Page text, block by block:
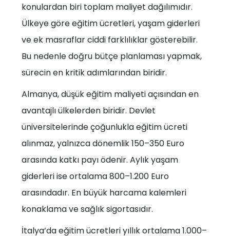
konulardan biri toplam maliyet dağılımıdır.
Ülkeye göre eğitim ücretleri, yaşam giderleri
ve ek masraflar ciddi farklılıklar gösterebilir.
Bu nedenle doğru bütçe planlaması yapmak,
sürecin en kritik adımlarından biridir.
Almanya, düşük eğitim maliyeti açısından en
avantajlı ülkelerden biridir. Devlet
üniversitelerinde çoğunlukla eğitim ücreti
alınmaz, yalnızca dönemlik 150–350 Euro
arasında katkı payı ödenir. Aylık yaşam
giderleri ise ortalama 800–1.200 Euro
arasındadır. En büyük harcama kalemleri
konaklama ve sağlık sigortasıdır.
İtalya’da eğitim ücretleri yıllık ortalama 1.000–